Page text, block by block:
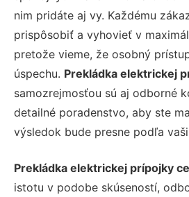
nim pridáte aj vy. Každému
prispôsobiť a vyhovieť v
pretože vieme, že osobný
úspechu. Prekládka elektrickej
samozrejmosťou sú aj odborné
detailné poradenstvo, aby ste
výsledok bude presne podľa
Prekládka elektrickej prípojky
istotu v podobe skúseností,